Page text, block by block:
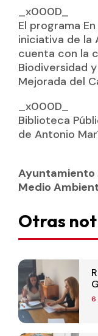
_x000D_
El programa
iniciativa de la
cuenta con la
Biodiversidad
Mejorada del
_x000D_
Biblioteca
de Antonio
Ayuntamiento
Medio
Otras
6